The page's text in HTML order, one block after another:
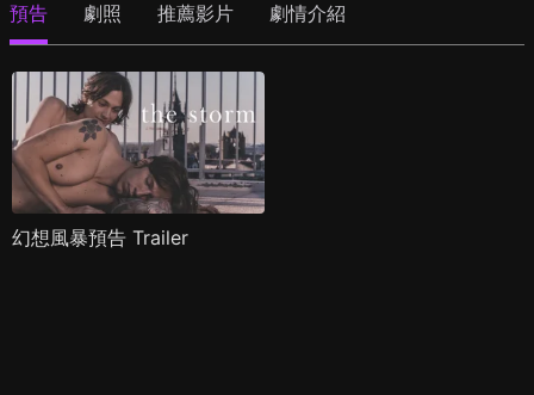
預告 劇照 推薦影片 劇情介紹
幻想風暴預告 Trailer